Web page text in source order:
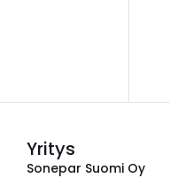
Yritys
Sonepar Suomi Oy